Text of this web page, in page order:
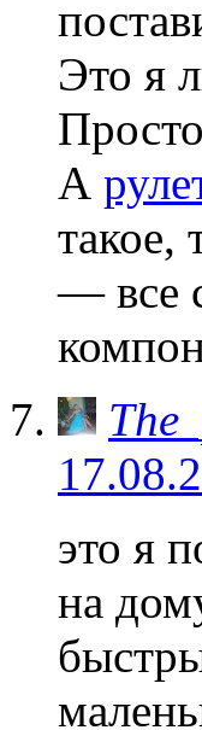
Это я
А
такое,
— все
это я
на